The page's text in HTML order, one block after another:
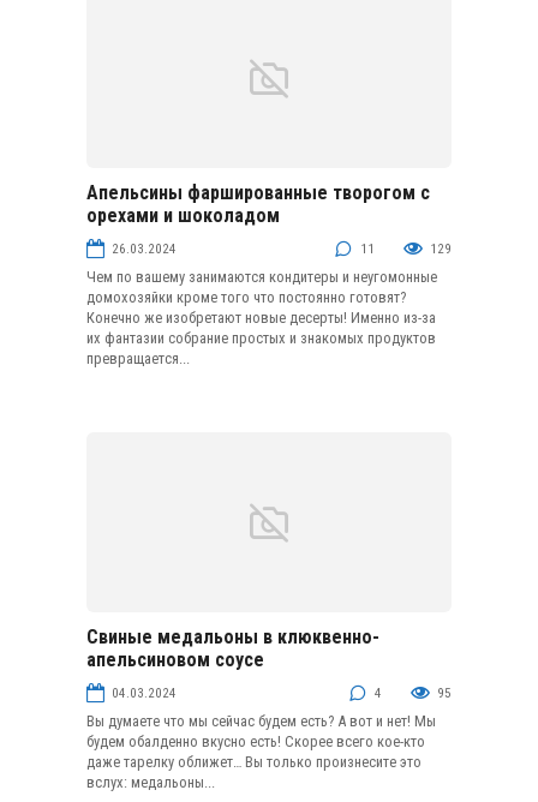
Фруктовые десерты
Апельсины фаршированные творогом с
орехами и шоколадом
26.03.2024 11 129
Чем по вашему занимаются кондитеры и неугомонные
домохозяйки кроме того что постоянно готовят?
Конечно же изобретают новые десерты! Именно из-за
их фантазии собрание простых и знакомых продуктов
превращается...
Свиные медальоны в клюквенно-
апельсиновом соусе
04.03.2024 4 95
Вы думаете что мы сейчас будем есть? А вот и нет! Мы
будем обалденно вкусно есть! Скорее всего кое-кто
даже тарелку оближет… Вы только произнесите это
вслух: медальоны...